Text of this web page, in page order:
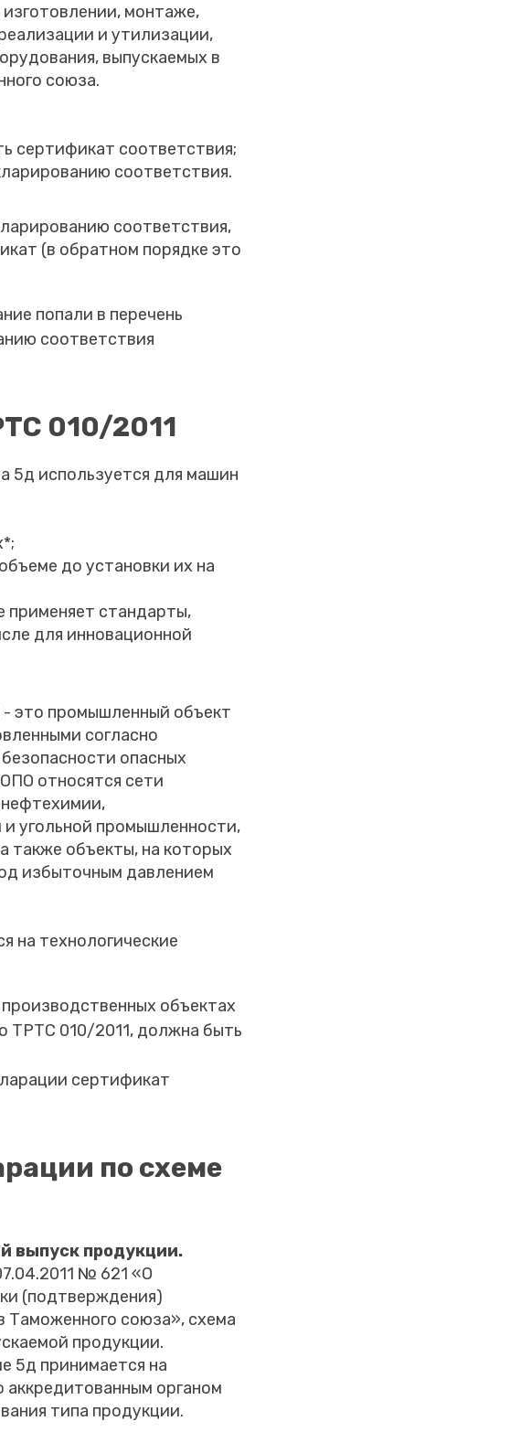
монтаже,
и утилизации,
выпускаемых в
союза.
сертификат соответствия;
соответствия.
соответствия,
(в обратном порядке это
попали в перечень
соответствия
010/2011
5д используется для машин
до установки их на
применяет стандарты,
для инновационной
это промышленный объект
согласно
опасных
относятся сети
нефтехимии,
угольной промышленности,
также объекты, на которых
избыточным давлением
на технологические
объектах
ТРТС 010/2011, должна быть
сертификат
по схеме
выпуск продукции.
№ 621 «О
(подтверждения)
Таможенного союза», схема
продукции.
5д принимается на
аккредитованным органом
типа продукции.